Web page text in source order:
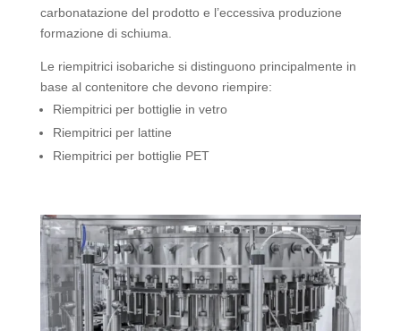
carbonatazione del prodotto e l’eccessiva produzione
formazione di schiuma.
Le riempitrici isobariche si distinguono principalmente in
base al contenitore che devono riempire:
Riempitrici per bottiglie in vetro
Riempitrici per lattine
Riempitrici per bottiglie PET